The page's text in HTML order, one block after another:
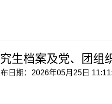
生档案及党、团组
日期：2026年05月25日